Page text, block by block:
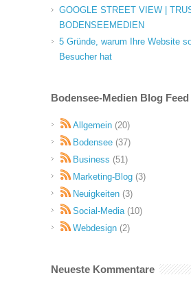
GOOGLE STREET VIEW |
BODENSEEMEDIEN
5 Gründe, warum Ihre Website
Besucher hat
Bodensee-Medien Blog Feed
Allgemein (20)
Bodensee (37)
Business (51)
Marketing-Blog (3)
Neuigkeiten (3)
Social-Media (10)
Webdesign (2)
Neueste Kommentare